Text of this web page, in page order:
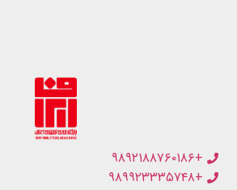
+۹۸۹۲۱۸۸۷۶۰۱۸۶
+۹۸۹۹۲۳۳۳۵۷۴۸